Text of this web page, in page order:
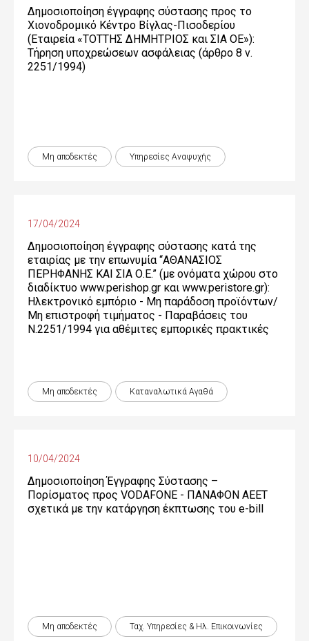
Δημοσιοποίηση έγγραφης σύστασης προς το
Χιονοδρομικό Κέντρο Βίγλας-Πισοδερίου
(Εταιρεία «ΤΟΤΤΗΣ ΔΗΜΗΤΡΙΟΣ και ΣΙΑ ΟΕ»):
Τήρηση υποχρεώσεων ασφάλειας (άρθρο 8 ν.
2251/1994)
Μη αποδεκτές Υπηρεσίες Αναψυχής
17/04/2024
Δημοσιοποίηση έγγραφης σύστασης κατά της
εταιρίας με την επωνυμία “ΑΘΑΝΑΣΙΟΣ
ΠΕΡΗΦΑΝΗΣ ΚΑΙ ΣΙΑ Ο.Ε.” (με ονόματα χώρου στο
διαδίκτυο www.perishop.gr και www.peristore.gr):
Ηλεκτρονικό εμπόριο - Μη παράδοση προϊόντων/
Μη επιστροφή τιμήματος - Παραβάσεις του
Ν.2251/1994 για αθέμιτες εμπορικές πρακτικές
Μη αποδεκτές Καταναλωτικά Αγαθά
10/04/2024
Δημοσιοποίηση Έγγραφης Σύστασης –
Πορίσματος προς VODAFONE - ΠΑΝΑΦΟΝ ΑΕΕΤ
σχετικά με την κατάργηση έκπτωσης του e-bill
Μη αποδεκτές Ταχ. Υπηρεσίες & Ηλ. Επικοινωνίες